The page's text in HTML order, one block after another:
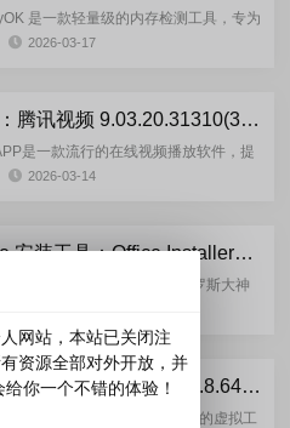
是一款轻量级的内存检测工具，专为
和诊断计算机内存（RAM）问题而设
2026-03-17
安卓应用：腾讯视频 9.03.20.31310(31310) 去广告版
是一款流行的在线视频播放软件，提
剧、电影、综艺节目和真人秀等内容。
2026-03-14
微软 office 安装工具：Office Installer+ v1.35 汉化中文版
中文版(Office安装工具)是俄罗斯大神
部...
Adobe Substance 3D Stager(3.1.8.6499)-m0nkrus 多语言版
3D Stager 是您设备齐全的虚拟工
网站，本站已关闭注
资源全部对外开放，并
你一个不错的体验！